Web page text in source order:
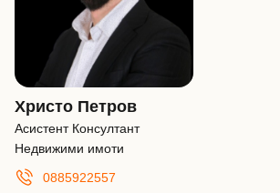
Христо Петров
Асистент Консултант
Недвижими имоти
0885922557